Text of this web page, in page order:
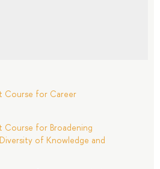
Course for Career
Course for Broadening
of Knowledge and